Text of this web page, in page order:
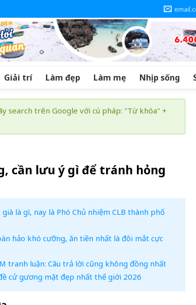
Giải trí Làm đẹp Làm mẹ Nhịp sống
search trên Google với cú pháp: "Từ khóa" +
cần lưu ý gì để tránh hỏng
là gì, nay là Phó Chủ nhiệm CLB thành phố
hảo khó cưỡng, ăn tiền nhất là đôi mắt cực
tranh luận: Câu trả lời cũng không đồng nhất
cử gương mặt đẹp nhất thế giới 2026